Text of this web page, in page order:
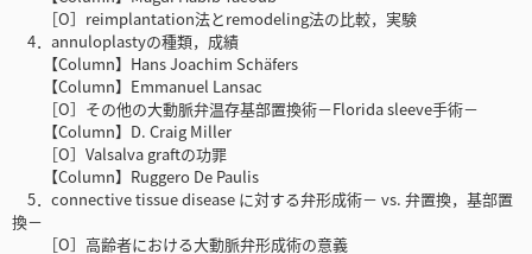
［O］reimplantation法とremodeling法の比較，実験
4．annuloplastyの種類，成績
【Column】Hans Joachim Schäfers
【Column】Emmanuel Lansac
［O］その他の大動脈弁温存基部置換術－Florida sleeve手術－
【Column】D. Craig Miller
［O］Valsalva graftの功罪
【Column】Ruggero De Paulis
5．connective tissue disease に対する弁形成術－ vs. 弁置換，基部置
換－
［O］高齢者における大動脈弁形成術の意義